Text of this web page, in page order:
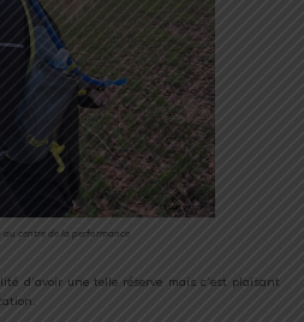
au centre de la performance
d’avoir une telle réserve mais c’est plaisant